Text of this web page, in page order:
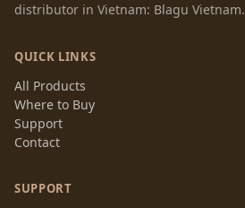
distributor in Vietnam: Blagu Vietnam.
QUICK LINKS
All Products
Where to Buy
Support
Contact
SUPPORT